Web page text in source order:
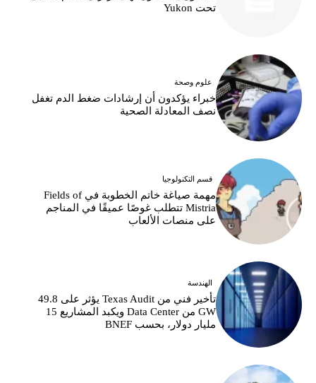
تحت Yukon
علوم وصحة
خبراء يؤكدون أن إرشادات ضغط الدم تغفل
نصف المعادلة الصحية
قسم التكنولوجيا
مهمة صياغة خاتم الخطوبة في Fields of
Mistria تتطلب غوصًا عميقًا في المناجم
على منصات الألعاب
الهندسة
تأخير فني من Texas Audit يؤثر على 49.8
GW من Data Center ويكبد المشاريع 15
مليار دولار، بحسب BNEF